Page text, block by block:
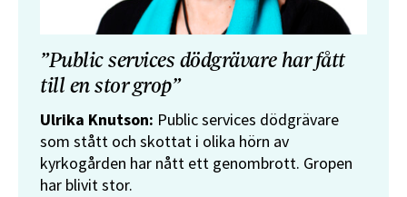
”Public services dödgrävare har fått
till en stor grop”
Ulrika Knutson: Public services dödgrävare
som stått och skottat i olika hörn av
kyrkogården har nått ett genombrott. Gropen
har blivit stor.